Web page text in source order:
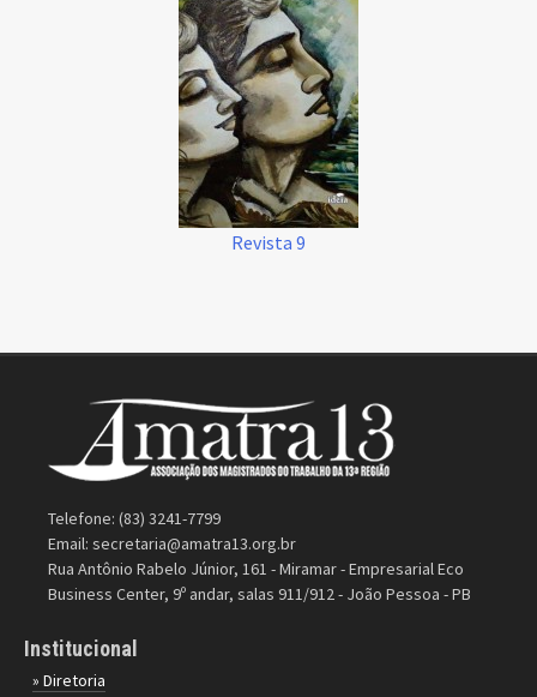
Revista 9
Telefone: (83) 3241-7799
Email: secretaria@amatra13.org.br
Rua Antônio Rabelo Júnior, 161 - Miramar - Empresarial Eco
Business Center, 9º andar, salas 911/912 - João Pessoa - PB
Institucional
» Diretoria